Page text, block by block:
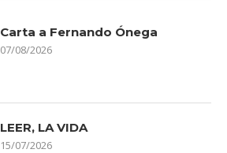
Carta a Fernando Ónega
07/08/2026
LEER, LA VIDA
15/07/2026